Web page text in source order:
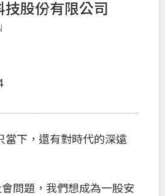
股份有限公司
當下，還有對時代的深遠
問題，我們想成為一股安